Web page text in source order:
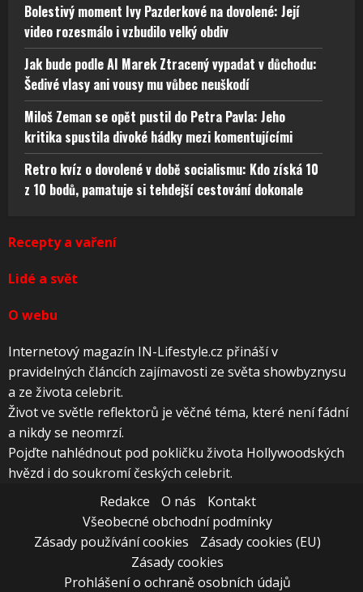
Bolestivý moment Ivy Pazderkové na dovolené: Její
video rozesmálo i vzbudilo velký obdiv
Jak bude podle AI Marek Ztracený vypadat v důchodu:
Šedivé vlasy ani vousy mu vůbec neuškodí
Miloš Zeman se opět pustil do Petra Pavla: Jeho
kritika spustila divoké hádky mezi komentujícími
Retro kvíz o dovolené v době socialismu: Kdo získá 10
z 10 bodů, pamatuje si tehdejší cestování dokonale
Recepty a vaření
Lidé a svět
O webu
Internetový magazín IN-Lifestyle.cz přináší v
pravidelných článcích zajímavosti ze světa showbyznysu
a ze života celebrit.
Život ve světle reflektorů je věčné téma, které není fádní
a nikdy se neomrzí.
Pojďte nahlédnout pod pokličku života Hollywoodských
hvězd i do soukromí českých celebrit.
Redakce
O nás
Kontakt
Všeobecné obchodní podmínky
Zásady používání cookies
Zásady cookies (EU)
Zásady cookies
Prohlášení o ochraně osobních údajů